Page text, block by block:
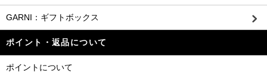
GARNI：ギフトボックス
ポイント・返品について
ポイントについて